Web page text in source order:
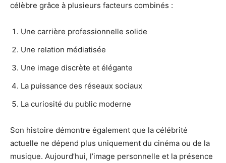
célèbre grâce à plusieurs facteurs combinés :
Une carrière professionnelle solide
Une relation médiatisée
Une image discrète et élégante
La puissance des réseaux sociaux
La curiosité du public moderne
Son histoire démontre également que la célébrité
actuelle ne dépend plus uniquement du cinéma ou de la
musique. Aujourd’hui, l’image personnelle et la présence